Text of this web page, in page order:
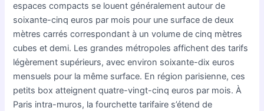
espaces compacts se louent généralement autour de
soixante-cinq euros par mois pour une surface de deux
mètres carrés correspondant à un volume de cinq mètres
cubes et demi. Les grandes métropoles affichent des tarifs
légèrement supérieurs, avec environ soixante-dix euros
mensuels pour la même surface. En région parisienne, ces
petits box atteignent quatre-vingt-cinq euros par mois. À
Paris intra-muros, la fourchette tarifaire s’étend de